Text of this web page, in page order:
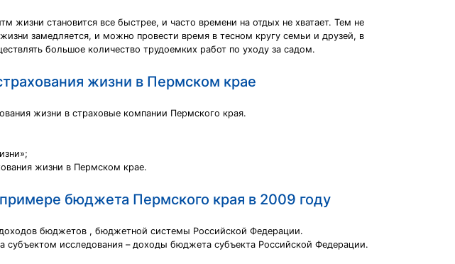
становится все быстрее, и часто времени на отдых не хватает. Тем не
замедляется, и можно провести время в тесном кругу семьи и друзей, в
большое количество трудоемких работ по уходу за садом.
жизни в Пермском крае
жизни в страховые компании Пермского края.
жизни в Пермском крае.
бюджета Пермского края в 2009 году
бюджетов , бюджетной системы Российской Федерации.
исследования – доходы бюджета субъекта Российской Федерации.